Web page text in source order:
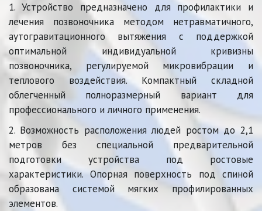
1. Устройство предназначено для профилактики и
лечения позвоночника методом нетравматичного,
аутогравитационного вытяжения с поддержкой
оптимальной индивидуальной кривизны
позвоночника, регулируемой микровибрации и
теплового воздействия. Компактный складной
облегченный полноразмерный вариант для
профессионального и личного применения.
2. Возможность расположения людей ростом до 2,1
метров без специальной предварительной
подготовки устройства под ростовые
характеристики. Опорная поверхность под спиной
образована системой мягких профилированных
элементов.